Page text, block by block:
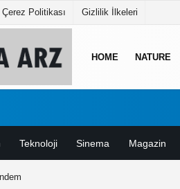
Çerez Politikası Gizlilik İlkeleri
HOME NATURE
Teknoloji Sinema Magazin